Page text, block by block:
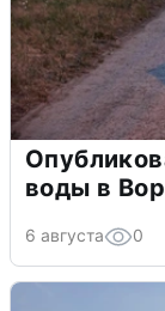
воды в
6 августа 0